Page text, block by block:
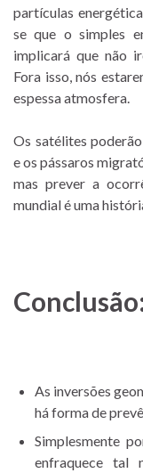
partículas
se que o simples
implicará que não
Fora isso, nós
espessa atmosfera.
Os satélites
e os pássaros
mas prever a
mundial é uma
As inversões
há forma de
Simplesmente
enfraquece tal